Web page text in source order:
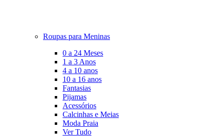
Roupas para Meninas
0 a 24 Meses
1 a 3 Anos
4 a 10 anos
10 a 16 anos
Fantasias
Pijamas
Acessórios
Calcinhas e Meias
Moda Praia
Ver Tudo